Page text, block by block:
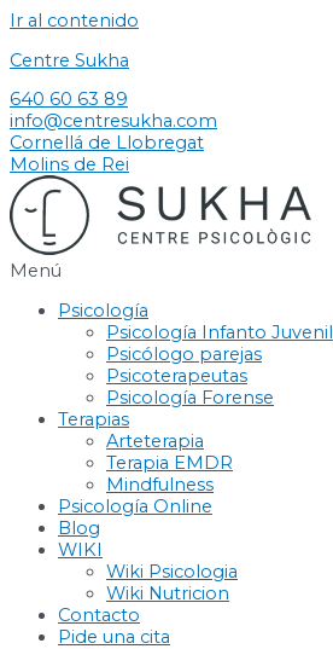
Ir al contenido
Centre Sukha
640 60 63 89
info@centresukha.com
Cornellá de Llobregat
Molins de Rei
Menú
Psicología
Psicología Infanto Juvenil
Psicólogo parejas
Psicoterapeutas
Psicología Forense
Terapias
Arteterapia
Terapia EMDR
Mindfulness
Psicología Online
Blog
WIKI
Wiki Psicologia
Wiki Nutricion
Contacto
Pide una cita